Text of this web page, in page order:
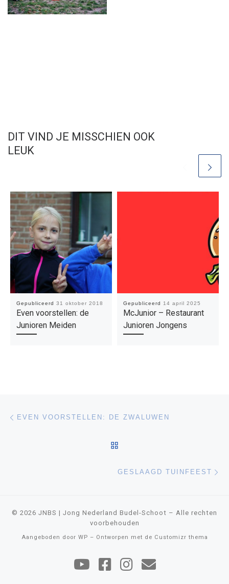
DIT VIND JE MISSCHIEN OOK
LEUK
Gepubliceerd 31 oktober 2018
Even voorstellen: de
Junioren Meiden
Gepubliceerd 14 april 2025
McJunior – Restaurant
Junioren Jongens
Bericht navigatie
EVEN VOORSTELLEN: DE ZWALUWEN
GESLAAGD TUINFEEST
© 2026 JNBS | Jong Nederland Budel-Schoot – Alle rechten
voorbehouden
Aangeboden door WP – Ontworpen met de Customizr thema